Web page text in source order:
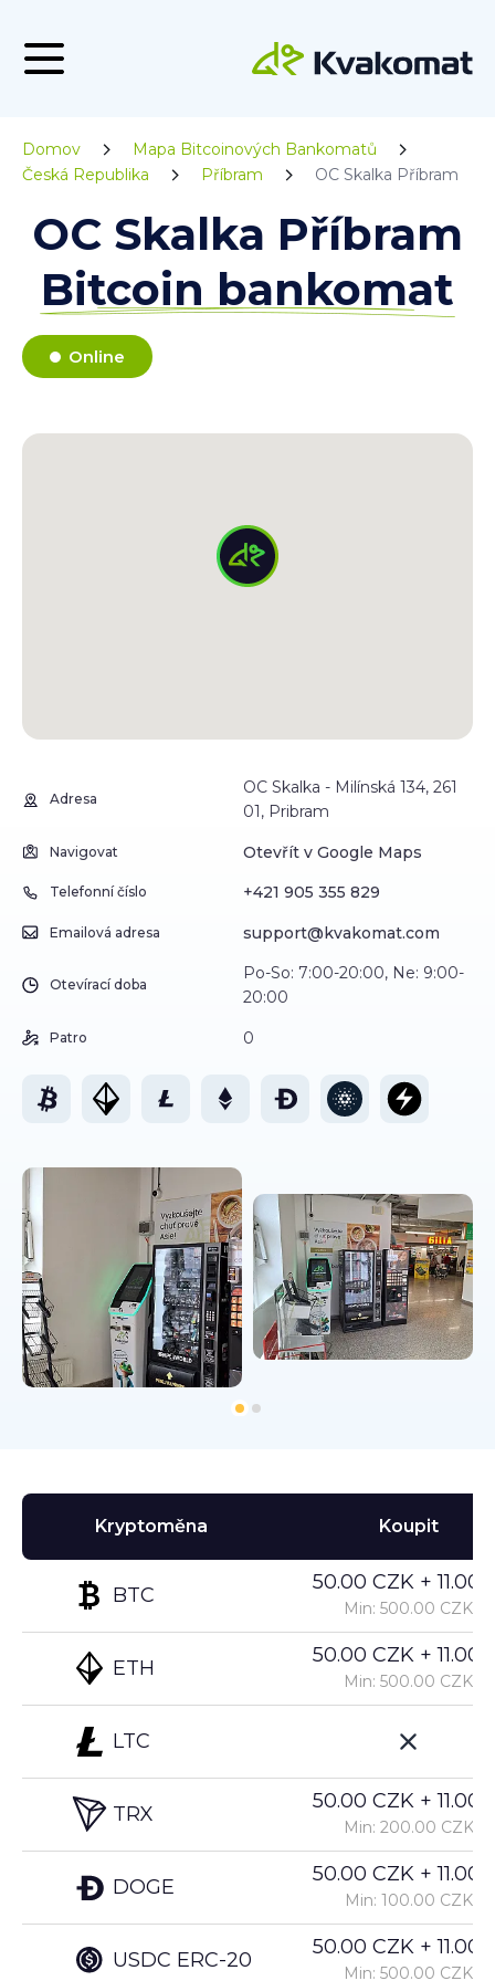
Domov
Mapa Bitcoinových Bankomatů
Česká Republika
Příbram OC Skalka Příbram
OC Skalka Příbram
Bitcoin bankomat
Online
Adresa
OC Skalka - Milínská 134, 261
01, Pribram
Navigovat Otevřít v Google Maps
Telefonní číslo +421 905 355 829
Emailová adresa support@kvakomat.com
Otevírací doba
Po-So: 7:00-20:00, Ne: 9:00-
20:00
Patro 0
Kryptoměna
BTC
ETH
LTC
TRX
DOGE
USDC ERC-20
Koupit
50.00 CZK +
Min: 500.00 CZK
50.00 CZK +
Min: 500.00 CZK
50.00 CZK +
Min: 200.00 CZK
50.00 CZK +
Min: 100.00 CZK
50.00 CZK +
Min: 500.00 CZK